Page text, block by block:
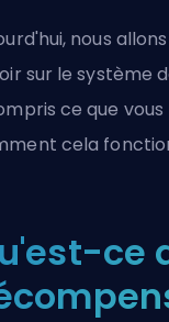
nous
sur le système
ce que
cela
ce